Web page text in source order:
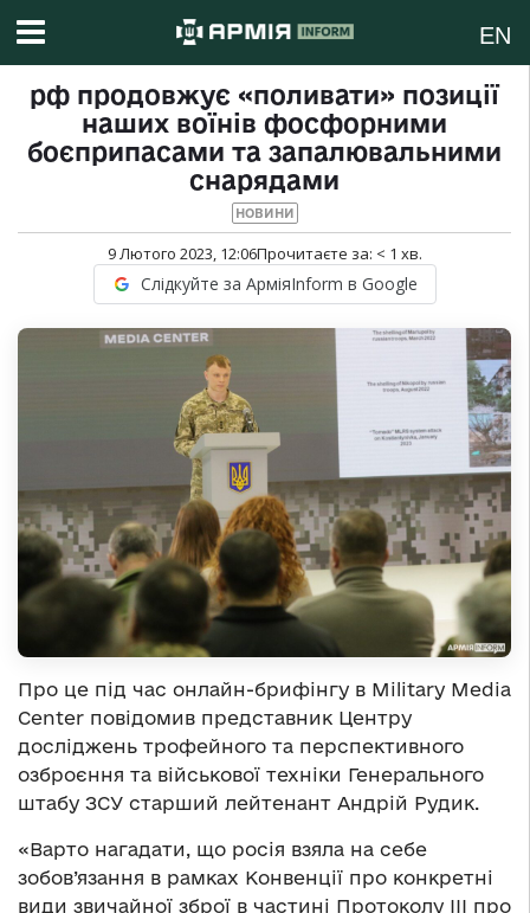
EN
рф продовжує «поливати» позиції
наших воїнів фосфорними
боєприпасами та запалювальними
снарядами
НОВИНИ
9 Лютого 2023, 12:06Прочитаєте за: < 1 хв.
Слідкуйте за АрміяInform в Google
Про це під час онлайн-брифінгу в Military Media
Center повідомив представник Центру
досліджень трофейного та перспективного
озброєння та військової техніки Генерального
штабу ЗСУ старший лейтенант Андрій Рудик.
«Варто нагадати, що росія взяла на себе
зобов’язання в рамках Конвенції про конкретні
види звичайної зброї в частині Протоколу ІІІ про